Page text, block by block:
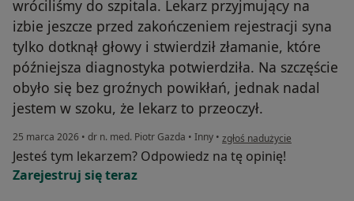
wróciliśmy do szpitala. Lekarz przyjmujący na
izbie jeszcze przed zakończeniem rejestracji syna
tylko dotknął głowy i stwierdził złamanie, które
późniejsza diagnostyka potwierdziła. Na szczęście
obyło się bez groźnych powikłań, jednak nadal
jestem w szoku, że lekarz to przeoczył.
25 marca 2026 • dr n. med. Piotr Gazda • Inny • w opinii użytkownika Joanna
zgłoś nadużycie
Jesteś tym lekarzem? Odpowiedz na tę opinię!
Zarejestruj się teraz